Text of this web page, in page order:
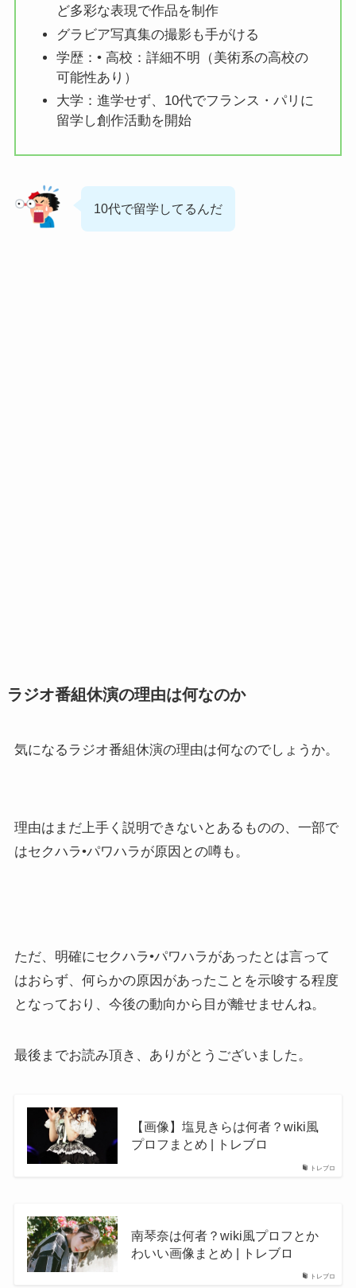
ど多彩な表現で作品を制作
グラビア写真集の撮影も手がける
学歴：• 高校：詳細不明（美術系の高校の
可能性あり）
大学：進学せず、10代でフランス・パリに
留学し創作活動を開始
10代で留学してるんだ
ラジオ番組休演の理由は何なのか
気になるラジオ番組休演の理由は何なのでしょうか。
理由はまだ上手く説明できないとあるものの、一部で
はセクハラ•パワハラが原因との噂も。
ただ、明確にセクハラ•パワハラがあったとは言って
はおらず、何らかの原因があったことを示唆する程度
となっており、今後の動向から目が離せませんね。
最後までお読み頂き、ありがとうございました。
トレブロ
【画像】塩見きらは何者？wiki風
プロフまとめ | トレブロ
トレブロ
南琴奈は何者？wiki風プロフとか
わいい画像まとめ | トレブロ